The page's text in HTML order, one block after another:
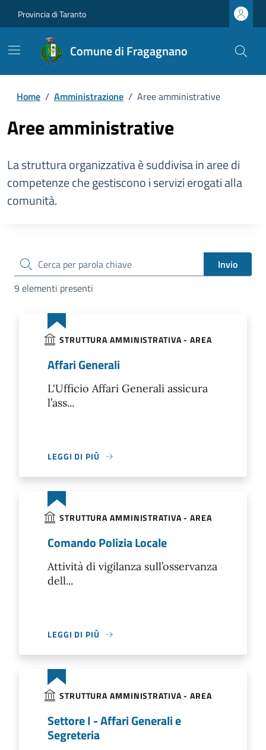
Provincia di Taranto
Comune di Fragagnano
Home / Amministrazione / Aree amministrative
Aree amministrative
La struttura organizzativa è suddivisa in aree di
competenze che gestiscono i servizi erogati alla
comunità.
cerca
Invio
9 elementi presenti
STRUTTURA AMMINISTRATIVA - AREA
Affari Generali
L'Ufficio Affari Generali assicura
l’ass...
LEGGI DI PIÙ
STRUTTURA AMMINISTRATIVA - AREA
Comando Polizia Locale
Attività di vigilanza sull’osservanza
dell...
LEGGI DI PIÙ
STRUTTURA AMMINISTRATIVA - AREA
Settore I - Affari Generali e
Segreteria